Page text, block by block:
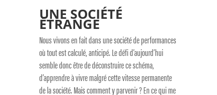
UNE SOCIÉTÉ
ÉTRANGE
Nous vivons en fait dans une société de performances
où tout est calculé, anticipé. Le défi d’aujourd’hui
semble donc être de déconstruire ce schéma,
d’apprendre à vivre malgré cette vitesse permanente
de la société. Mais comment y parvenir ? En ce qui me